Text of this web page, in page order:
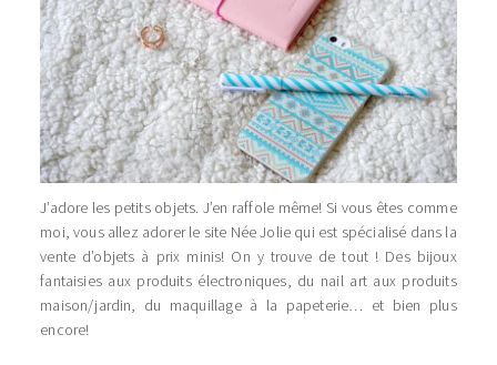
J’adore les petits objets. J’en raffole même! Si vous êtes comme
moi, vous allez adorer le site Née Jolie qui est spécialisé dans la
vente d’objets à prix minis! On y trouve de tout ! Des bijoux
fantaisies aux produits électroniques, du nail art aux produits
maison/jardin, du maquillage à la papeterie… et bien plus
encore!